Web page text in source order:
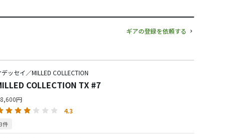
ギアの登録を依頼する
デッセイ／MILLED COLLECTION
COLLECTION TX #7
円
4.3
3件